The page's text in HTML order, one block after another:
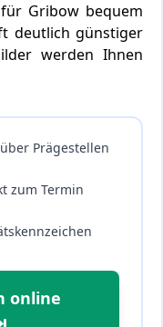
Gribow bequem
deutlich günstiger
werden Ihnen
Prägestellen
zum Termin
online